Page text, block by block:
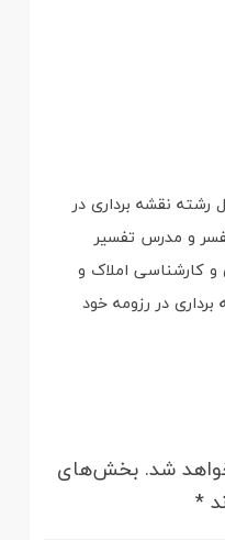
رشته نقشه برداری در
و مدرس تفسیر
کارشناسی املاک و
در رزومه خود
شد. بخش‌های
*